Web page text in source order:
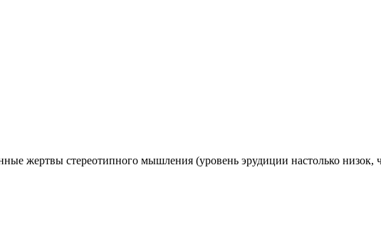
жертвы стереотипного мышления (уровень эрудиции настолько низок,